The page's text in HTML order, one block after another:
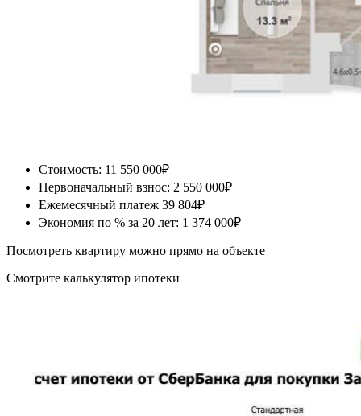
Стоимость: 11 550 000₽
Первоначальный взнос: 2 550 000₽
Ежемесячный платеж 39 804₽
Экономия по % за 20 лет: 1 374 000₽
Посмотреть квартиру можно прямо на объекте
Смотрите калькулятор ипотеки